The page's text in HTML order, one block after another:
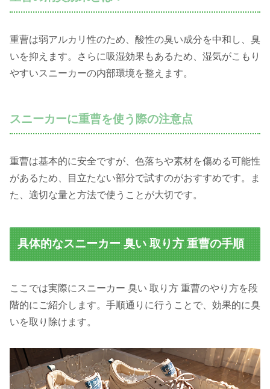
重曹は弱アルカリ性のため、酸性の臭い成分を中和し、臭
いを抑えます。さらに吸湿効果もあるため、湿気がこもり
やすいスニーカーの内部環境を整えます。
スニーカーに重曹を使う際の注意点
重曹は基本的に安全ですが、色落ちや素材を傷める可能性
があるため、目立たない部分で試すのがおすすめです。ま
た、適切な量と方法で使うことが大切です。
具体的なスニーカー 臭い 取り方 重曹の手順
ここでは実際にスニーカー 臭い 取り方 重曹のやり方を段
階的にご紹介します。手順通りに行うことで、効果的に臭
いを取り除けます。